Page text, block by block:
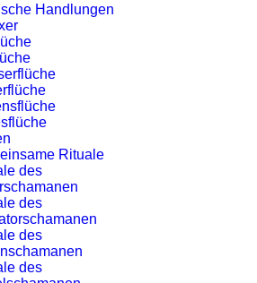
Handlungen
Rituale
des
des
des
des